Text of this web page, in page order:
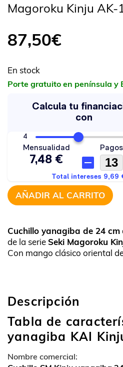
Magoroku Kinju AK-
87,50€
En stock
Porte gratuito en península y
AÑADIR AL CARRITO
Cuchillo yanagiba de 24 cm
de la serieSeki Magoroku
Con mango clásico oriental
Descripción
Tabla de
yanagiba KAI
Nombre comercial: